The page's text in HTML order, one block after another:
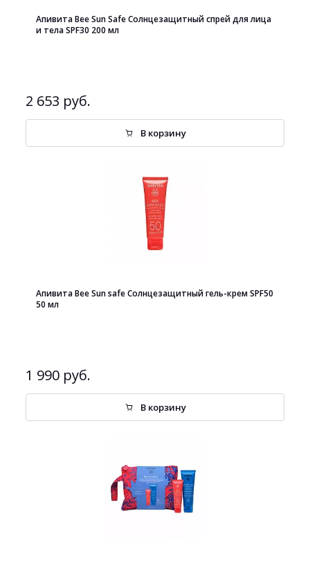
Апивита Bee Sun Safe Солнцезащитный спрей для лица
и тела SPF30 200 мл
2 653 руб.
В корзину
Апивита Bee Sun safe Солнцезащитный гель-крем SPF50
50 мл
1 990 руб.
В корзину